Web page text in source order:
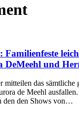
Familienfeste
DeMeehl und
mitteilen das sämtliche
de Meehl
den den Shows von…